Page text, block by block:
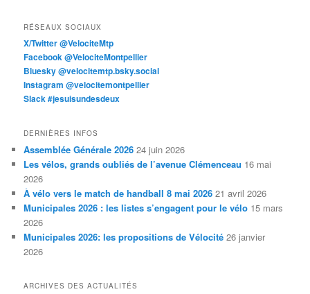
RÉSEAUX SOCIAUX
X/Twitter @VelociteMtp
Facebook @VelociteMontpellier
Bluesky @velocitemtp.bsky.social
Instagram @velocitemontpellier
Slack #jesuisundesdeux
DERNIÈRES INFOS
Assemblée Générale 2026 24 juin 2026
Les vélos, grands oubliés de l’avenue Clémenceau 16 mai
2026
À vélo vers le match de handball 8 mai 2026 21 avril 2026
Municipales 2026 : les listes s’engagent pour le vélo 15 mars
2026
Municipales 2026: les propositions de Vélocité 26 janvier
2026
ARCHIVES DES ACTUALITÉS